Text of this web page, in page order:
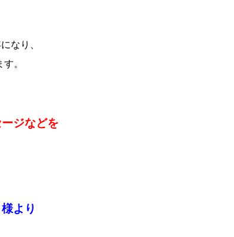
なり、
。
ジなどを
より